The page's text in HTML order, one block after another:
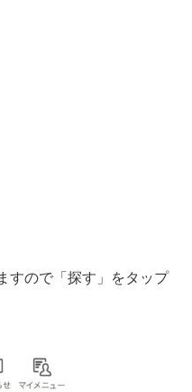
すので「探す」をタップ